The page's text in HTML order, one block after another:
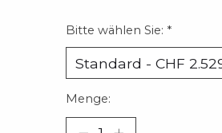
Bitte wählen Sie: *
Menge: